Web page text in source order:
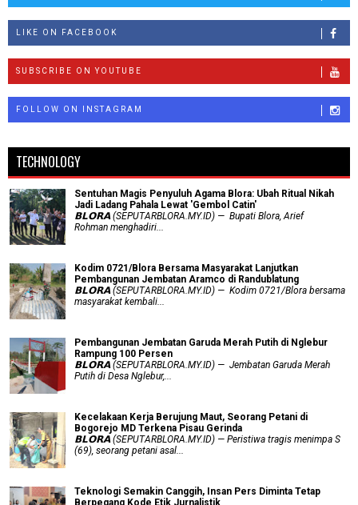
LIKE ON FACEBOOK
SUBSCRIBE ON YOUTUBE
FOLLOW ON INSTAGRAM
TECHNOLOGY
Sentuhan Magis Penyuluh Agama Blora: Ubah Ritual Nikah
Jadi Ladang Pahala Lewat 'Gembol Catin'
𝗕𝗟𝗢𝗥𝗔 (SEPUTARBLORA.MY.ID) — Bupati Blora, Arief
Rohman menghadiri...
Kodim 0721/Blora Bersama Masyarakat Lanjutkan
Pembangunan Jembatan Aramco di Randublatung
𝗕𝗟𝗢𝗥𝗔 (SEPUTARBLORA.MY.ID) — Kodim 0721/Blora bersama
masyarakat kembali...
Pembangunan Jembatan Garuda Merah Putih di Nglebur
Rampung 100 Persen
𝗕𝗟𝗢𝗥𝗔 (SEPUTARBLORA.MY.ID) — Jembatan Garuda Merah
Putih di Desa Nglebur,...
Kecelakaan Kerja Berujung Maut, Seorang Petani di
Bogorejo MD Terkena Pisau Gerinda
𝗕𝗟𝗢𝗥𝗔 (SEPUTARBLORA.MY.ID) — Peristiwa tragis menimpa S
(69), seorang petani asal...
Teknologi Semakin Canggih, Insan Pers Diminta Tetap
Berpegang Kode Etik Jurnalistik